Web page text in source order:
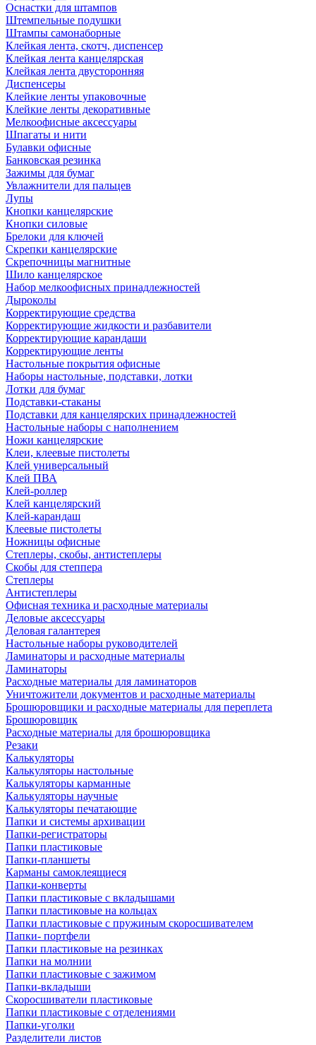
Оснастки для штампов
Штемпельные подушки
Штампы самонаборные
Клейкая лента, скотч, диспенсер
Клейкая лента канцелярская
Клейкая лента двусторонняя
Диспенсеры
Клейкие ленты упаковочные
Клейкие ленты декоративные
Мелкоофисные аксессуары
Шпагаты и нити
Булавки офисные
Банковская резинка
Зажимы для бумаг
Увлажнители для пальцев
Лупы
Кнопки канцелярские
Кнопки силовые
Брелоки для ключей
Скрепки канцелярские
Скрепочницы магнитные
Шило канцелярское
Набор мелкоофисных принадлежностей
Дыроколы
Корректирующие средства
Корректирующие жидкости и разбавители
Корректирующие карандаши
Корректирующие ленты
Настольные покрытия офисные
Наборы настольные, подставки, лотки
Лотки для бумаг
Подставки-стаканы
Подставки для канцелярских принадлежностей
Настольные наборы с наполнением
Ножи канцелярские
Клеи, клеевые пистолеты
Клей универсальный
Клей ПВА
Клей-роллер
Клей канцелярский
Клей-карандаш
Клеевые пистолеты
Ножницы офисные
Степлеры, скобы, антистеплеры
Скобы для степпера
Степлеры
Антистеплеры
Офисная техника и расходные материалы
Деловые аксессуары
Деловая галантерея
Настольные наборы руководителей
Ламинаторы и расходные материалы
Ламинаторы
Расходные материалы для ламинаторов
Уничтожители документов и расходные материалы
Брошюровщики и расходные материалы для переплета
Брошюровщик
Расходные материалы для брошюровщика
Резаки
Калькуляторы
Калькуляторы настольные
Калькуляторы карманные
Калькуляторы научные
Калькуляторы печатающие
Папки и системы архивации
Папки-регистраторы
Папки пластиковые
Папки-планшеты
Карманы самоклеящиеся
Папки-конверты
Папки пластиковые с вкладышами
Папки пластиковые на кольцах
Папки пластиковые с пружиным скоросшивателем
Папки- портфели
Папки пластиковые на резинках
Папки на молнии
Папки пластиковые с зажимом
Папки-вкладыши
Скоросшиватели пластиковые
Папки пластиковые с отделениями
Папки-уголки
Разделители листов